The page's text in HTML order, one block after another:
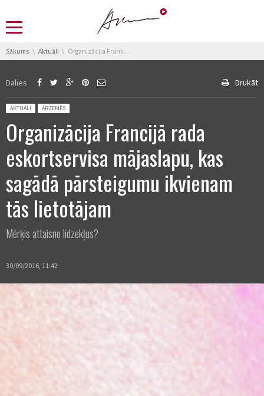
You are here:
Sākums Aktuāli Organizācija Francijā rada eskortservisa mājaslapu, kas sagādā pārsteigumu ikvienam tās lietotājam
Dalies Drukāt
Posted in:
AKTUĀLI ĀRZEMĒS
Organizācija Francijā rada
eskortservisa mājaslapu, kas
sagādā pārsteigumu ikvienam
tās lietotājam
Mērķis attaisno līdzekļus?
30/09/2016, 11:42